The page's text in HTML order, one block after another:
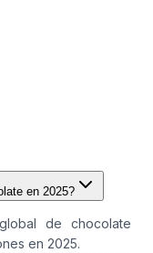
en 2025?
de chocolate
en 2025.